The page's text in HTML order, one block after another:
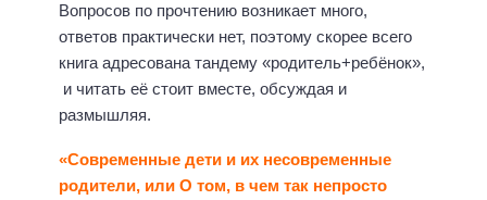
Вопросов по прочтению возникает много,
ответов практически нет, поэтому скорее всего
книга адресована тандему «родитель+ребёнок»,
и читать её стоит вместе, обсуждая и
размышляя.
«Современные дети и их несовременные
родители, или О том, в чем так непросто